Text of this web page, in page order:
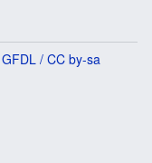
GFDL / CC by-sa